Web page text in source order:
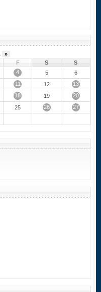
»
F S
S
4 5
6
11 12
13
18 19
20
25 26
27